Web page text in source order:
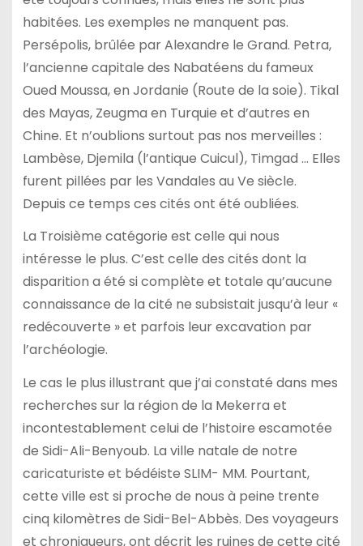
habitées. Les exemples ne manquent pas.
Persépolis, brûlée par Alexandre le Grand. Petra,
l’ancienne capitale des Nabatéens du fameux
Oued Moussa, en Jordanie (Route de la soie). Tikal
des Mayas, Zeugma en Turquie et d’autres en
Chine. Et n’oublions surtout pas nos merveilles :
Lambèse, Djemila (l’antique Cuicul), Timgad … Elles
furent pillées par les Vandales au Ve siècle.
Depuis ce temps ces cités ont été oubliées.
La Troisième catégorie est celle qui nous
intéresse le plus. C’est celle des cités dont la
disparition a été si complète et totale qu’aucune
connaissance de la cité ne subsistait jusqu’à leur «
redécouverte » et parfois leur excavation par
l’archéologie.
Le cas le plus illustrant que j’ai constaté dans mes
recherches sur la région de la Mekerra et
incontestablement celui de l’histoire escamotée
de Sidi-Ali-Benyoub. La ville natale de notre
caricaturiste et bédéiste SLIM- MM. Pourtant,
cette ville est si proche de nous à peine trente
cinq kilomètres de Sidi-Bel-Abbès. Des voyageurs
et chroniqueurs, ont décrit les ruines de cette cité